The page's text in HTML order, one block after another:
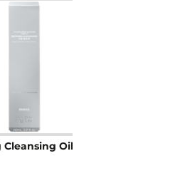
Refining Cleansing Oil Balm